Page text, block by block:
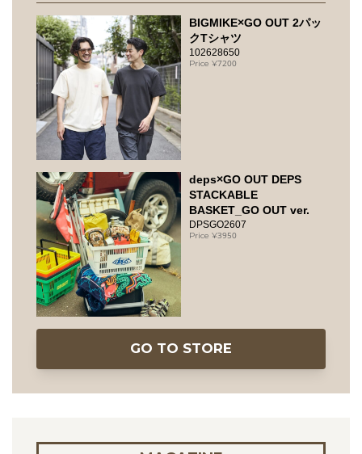
BIGMIKE×GO OUT 2パッ
クTシャツ
102628650
7200
deps×GO OUT DEPS
STACKABLE
BASKET_GO OUT ver.
DPSGO2607
3950
GO TO STORE